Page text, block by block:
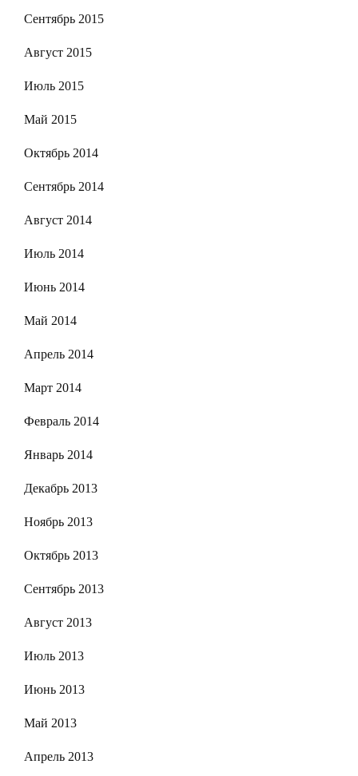
Сентябрь 2015
Август 2015
Июль 2015
Май 2015
Октябрь 2014
Сентябрь 2014
Август 2014
Июль 2014
Июнь 2014
Май 2014
Апрель 2014
Март 2014
Февраль 2014
Январь 2014
Декабрь 2013
Ноябрь 2013
Октябрь 2013
Сентябрь 2013
Август 2013
Июль 2013
Июнь 2013
Май 2013
Апрель 2013